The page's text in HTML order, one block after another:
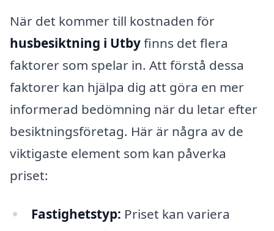
När det kommer till kostnaden för
husbesiktning i Utbyfinns det flera
faktorer som spelar in. Att förstå dessa
faktorer kan hjälpa dig att göra en mer
informerad bedömning när du letar efter
besiktningsföretag. Här är några av de
viktigaste element som kan påverka
priset:
Fastighetstyp: Priset kan variera